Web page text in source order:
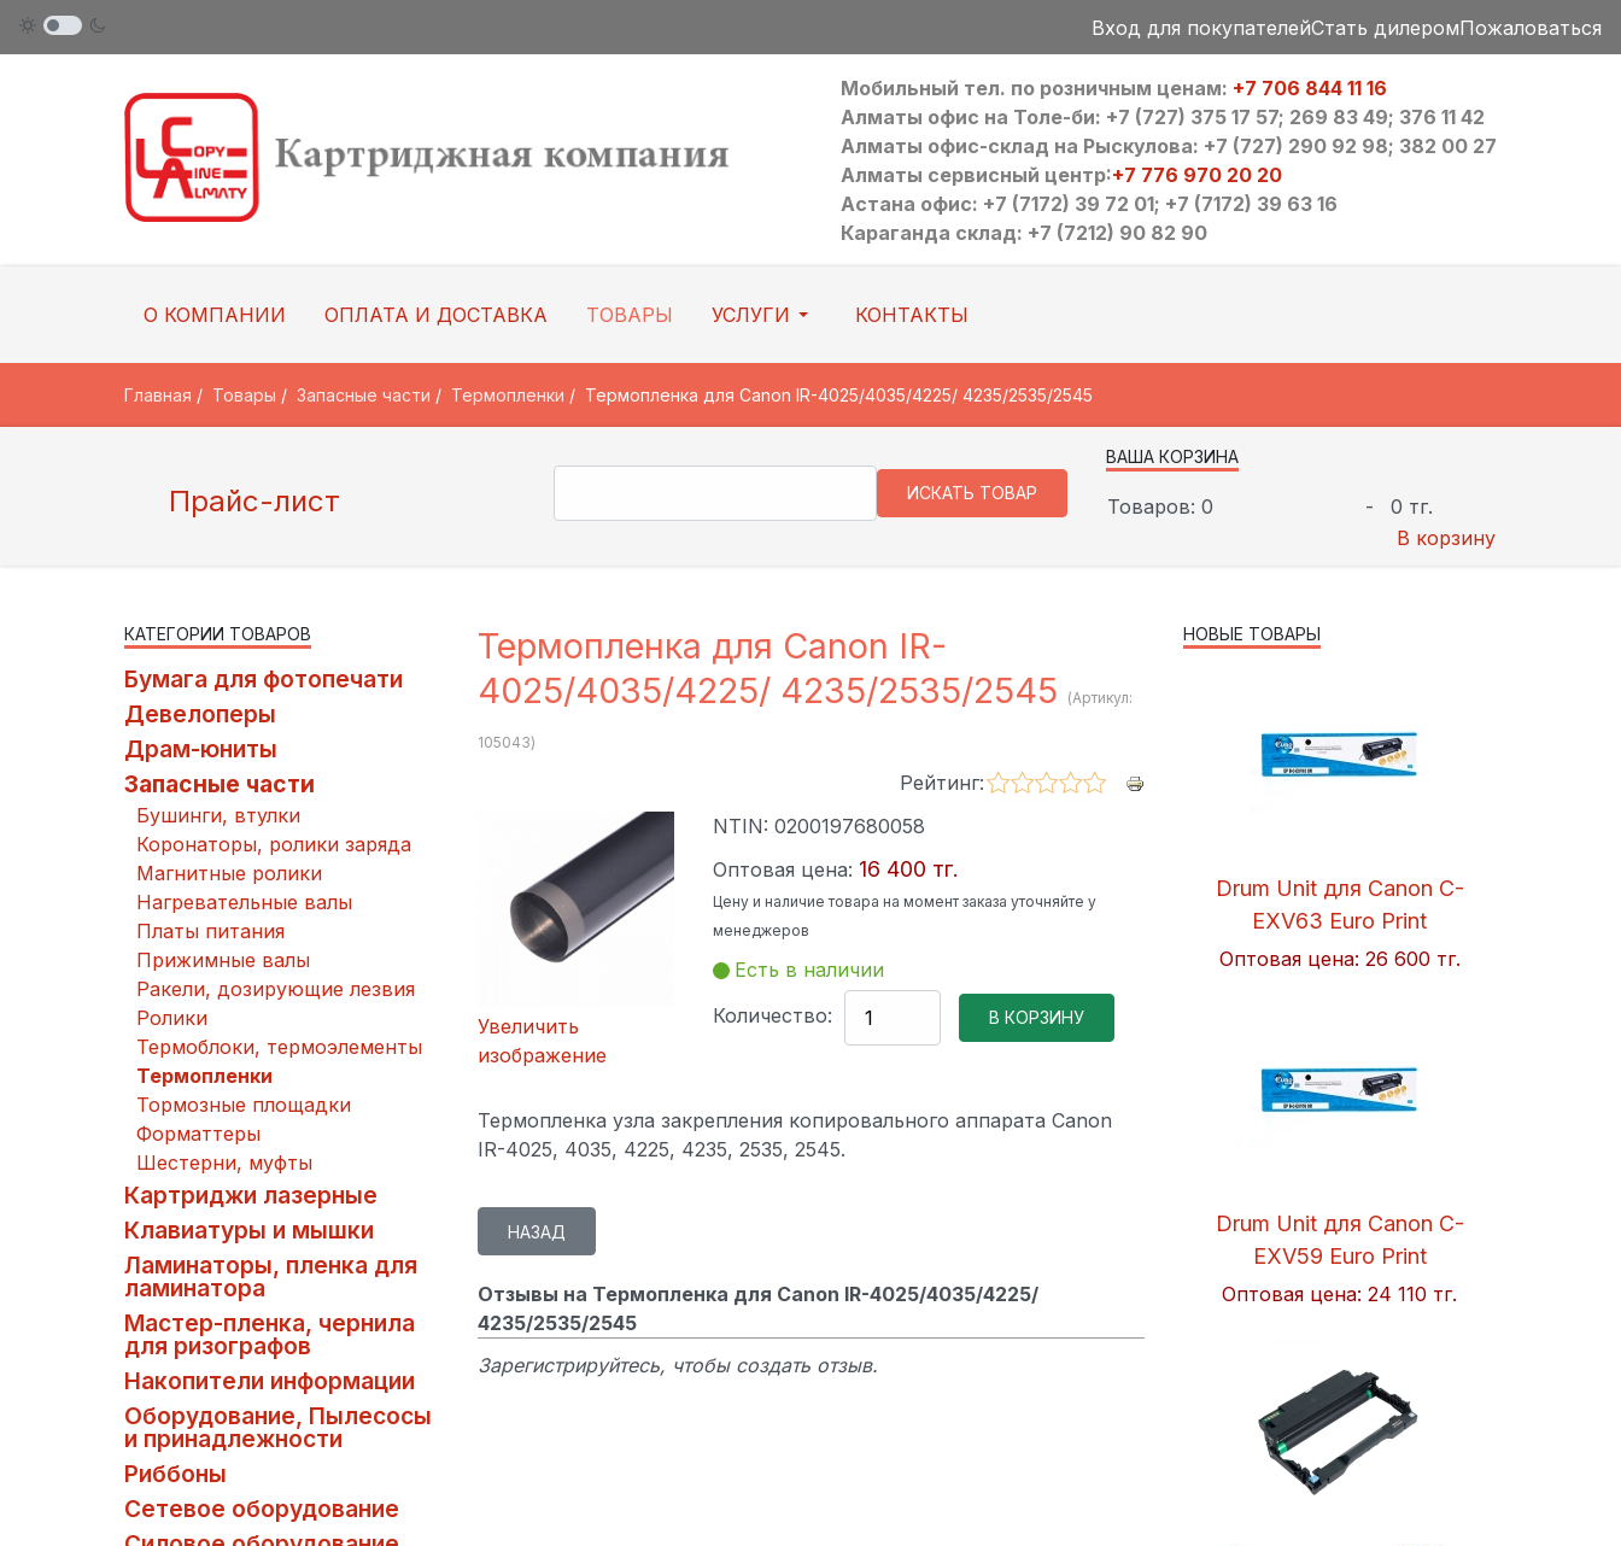
Вход для покупателейСтать дилеромПожаловаться
Мобильный тел. по розничным ценам: +7 706 844 11 16
Алматы офис на Толе-би: +7 (727) 375 17 57; 269 83 49; 376 11 42
Алматы офис-склад на Рыскулова: +7 (727) 290 92 98; 382 00 27
Алматы сервисный центр:+7 776 970 20 20
Астана офис: +7 (7172) 39 72 01; +7 (7172) 39 63 16
Караганда склад: +7 (7212) 90 82 90
О КОМПАНИИ ОПЛАТА И ДОСТАВКА ТОВАРЫ УСЛУГИ КОНТАКТЫ
Главная Товары Запасные части Термопленки Термопленка для Canon IR-4025/4035/4225/ 4235/2535/2545
Прайс-лист
ВАША КОРЗИНА
Товаров: 0 -
0 тг.
В корзину
Термопленка для Canon IR-
4025/4035/4225/ 4235/2535/2545
(Артикул:
105043)
Рейтинг:
Увеличить
изображение
NTIN: 0200197680058
Оптовая цена: 16 400 тг.
Цену и наличие товара на момент заказа уточняйте у
менеджеров
Есть в наличии
Количество:
Термопленка узла закрепления копировального аппарата Canon
IR-4025, 4035, 4225, 4235, 2535, 2545.
Отзывы на Термопленка для Canon IR-4025/4035/4225/
4235/2535/2545
Зарегистрируйтесь, чтобы создать отзыв.
КАТЕГОРИИ ТОВАРОВ
Бумага для фотопечати
Девелоперы
Драм-юниты
Запасные части
Бушинги, втулки
Коронаторы, ролики заряда
Магнитные ролики
Нагревательные валы
Платы питания
Прижимные валы
Ракели, дозирующие лезвия
Ролики
Термоблоки, термоэлементы
Термопленки
Тормозные площадки
Форматтеры
Шестерни, муфты
Картриджи лазерные
Клавиатуры и мышки
Ламинаторы, пленка для
ламинатора
Мастер-пленка, чернила
для ризографов
Накопители информации
Оборудование, Пылесосы
и принадлежности
Риббоны
Сетевое оборудование
НОВЫЕ ТОВАРЫ
Drum Unit для Canon C-
EXV63 Euro Print
Оптовая цена: 26 600 тг.
Drum Unit для Canon C-
EXV59 Euro Print
Оптовая цена:24 110 тг.